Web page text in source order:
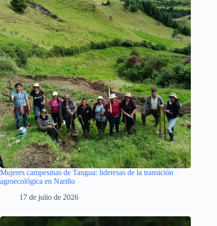
Mujeres campesinas de Tangua: lideresas de la transición
agroecológica en Nariño
17 de julio de 2026